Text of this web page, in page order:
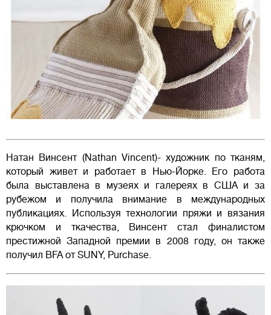
Натан Винсент (Nathan Vincent)- художник по тканям,
который живет и работает в Нью-Йорке. Его работа
была выставлена в музеях и галереях в США и за
рубежом и получила внимание в международных
публикациях. Используя технологии пряжи и вязания
крючком и ткачества, Винсент стал финалистом
престижной Западной премии в 2008 году, он также
получил BFA от SUNY, Purchase.